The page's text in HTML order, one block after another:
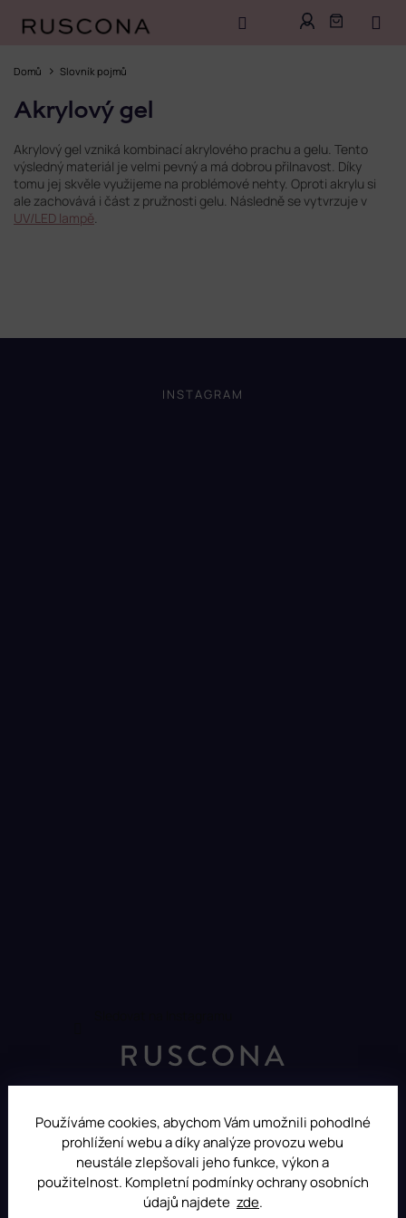
Používáme cookies, abychom Vám umožnili pohodlné
prohlížení webu a díky analýze provozu webu
neustále zlepšovali jeho funkce, výkon a
použitelnost. Kompletní podmínky ochrany osobních
údajů najdete zde.
Domů Slovník pojmů
Akrylový gel
Akrylový gel vzniká kombinací akrylového prachu a gelu. Tento
výsledný materiál je velmi pevný a má dobrou přilnavost. Díky
tomu jej skvěle využijeme na problémové nehty. Oproti akrylu si
ale zachovává i část z pružnosti gelu. Následně se vytvrzuje v
UV/LED lampě.
INSTAGRAM
Pod Strání 751, 760 01 Zlín
Czech Republic